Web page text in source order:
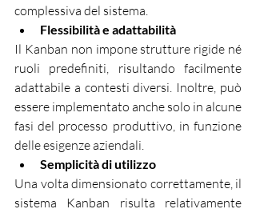
complessiva del sistema.
Flessibilità e adattabilità
Il Kanban non impone strutture rigide né
ruoli predefiniti, risultando facilmente
adattabile a contesti diversi. Inoltre, può
essere implementato anche solo in alcune
fasi del processo produttivo, in funzione
delle esigenze aziendali.
Semplicità di utilizzo
Una volta dimensionato correttamente, il
sistema Kanban risulta relativamente